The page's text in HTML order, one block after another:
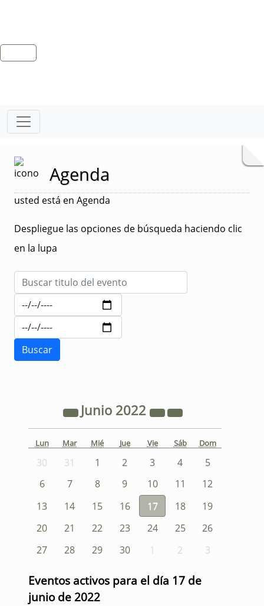
Agenda
usted está en Agenda
Despliegue las opciones de búsqueda haciendo clic
en la lupa
Junio 2022
Lun Mar Mié Jue Vie Sáb Dom
30 31 1 2 3 4
5
6
7 8 9 10 11
12
13
14 15 16 17 18
19
20
21 22 23 24 25
26
27
28 29 30 1 2 3
Eventos activos para el día 17 de
junio de 2022